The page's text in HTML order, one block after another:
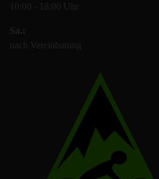
10:00 - 18:00 Uhr
Sa.:
nach Vereinbarung